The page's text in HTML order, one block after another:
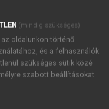
[120
az emberi
és nem orvosi
becslése.Vegyi
dekontamináló
kórházi
(mindig szükséges)
oldalunkon történő
és a felhasználók
szükséges sütik közé
szabott beállításokat